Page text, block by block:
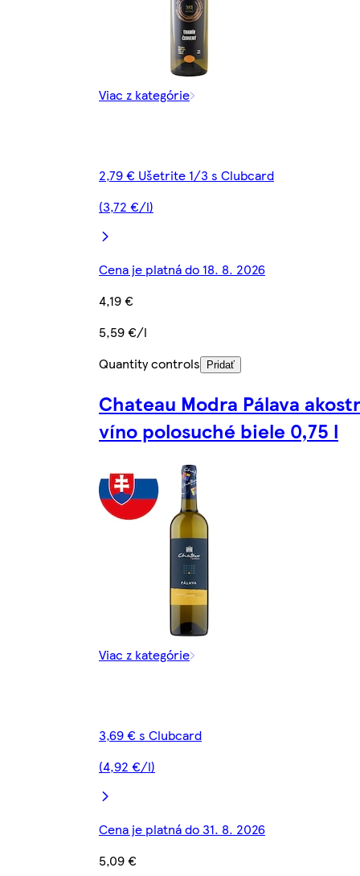
Viac z kategórie
2,79 € Ušetrite 1/3 s Clubcard
(3,72 €/l)
Cena je platná do 18. 8. 2026
4,19 €
5,59 €/l
Quantity controls
Pridať
Chateau Modra Pálava
víno polosuché biele 0,75 l
Viac z kategórie
3,69 € s Clubcard
(4,92 €/l)
Cena je platná do 31. 8. 2026
5,09 €